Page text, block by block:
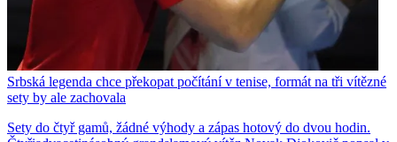
Srbská legenda chce překopat počítání v tenise, formát na tři vítězné
sety by ale zachovala
Sety do čtyř gamů, žádné výhody a zápas hotový do dvou hodin.